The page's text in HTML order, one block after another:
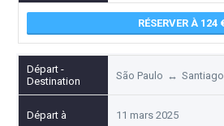
RÉSERVER À 124
São Paulo ↔ Santiago
11 mars 2025